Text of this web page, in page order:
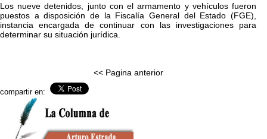
Los nueve detenidos, junto con el armamento y vehículos fueron
puestos a disposición de la Fiscalía General del Estado (FGE),
instancia encargada de continuar con las investigaciones para
determinar su situación jurídica.
<< Pagina anterior
compartir en: